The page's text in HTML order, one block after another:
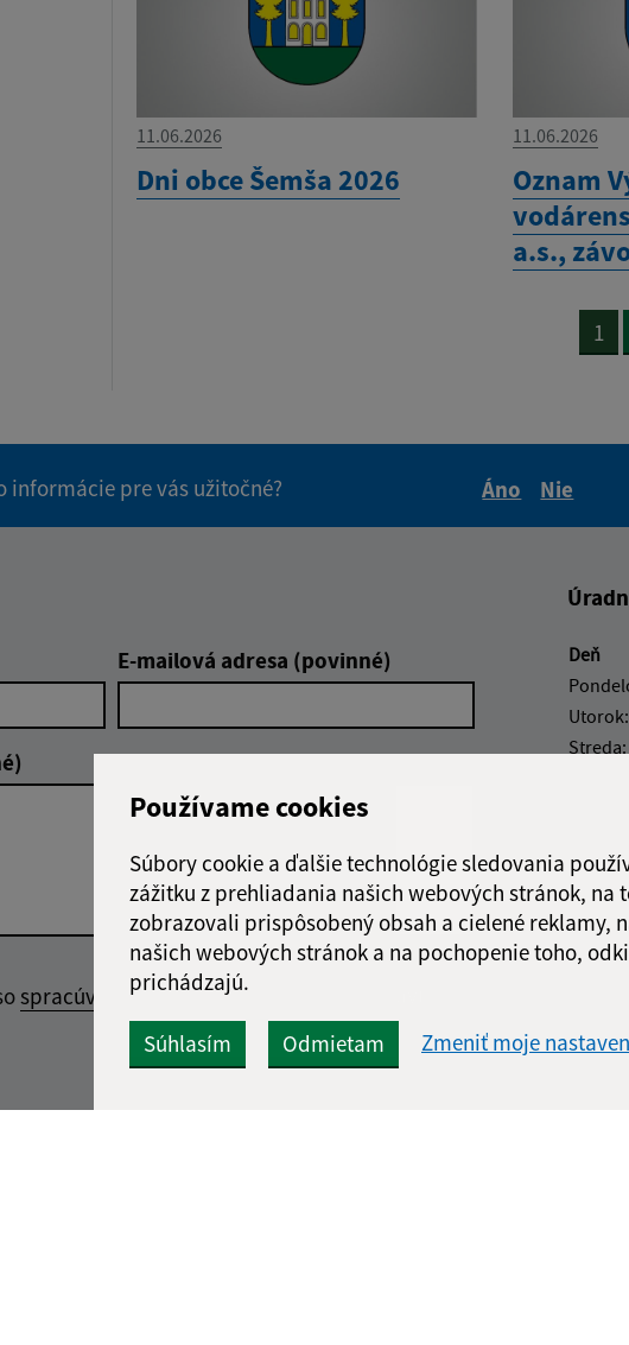
Používame cookies
Súbory cookie a ďalšie technológie sledovania
zážitku z prehliadania našich webových stránok, na
zobrazovali prispôsobený obsah a cielené reklamy,
našich webových stránok a na pochopenie toho,
prichádzajú.
Súhlasím Odmietam Zmeniť moje
11.06.2026
Dni obce Šemša 2026
11.06.2026
Oznam
a.s.,
1
informácie pre vás užitočné?
Áno
Nie
E-mailová adresa (povinné)
spracúvaním
Google reCaptcha Response
Deň
Utorok:
Streda: